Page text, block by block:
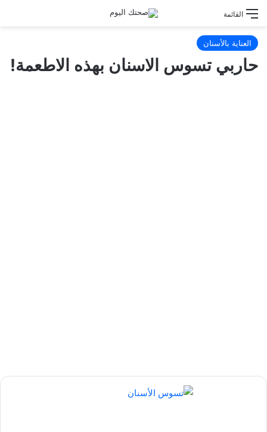
القائمة
العناية بالأسنان
حاربي تسوس الاسنان بهذه الاطعمة!